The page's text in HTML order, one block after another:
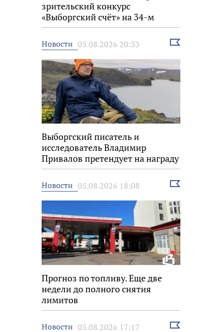
зрительский конкурс
«Выборгский счёт» на 34-м
фестивале «Окно в Европу»
Новости 05.08.2026 20:33
Выбрать
Выборгский писатель и
исследователь Владимир
Привалов претендует на награду
«Знание.Премия»
Новости 05.08.2026 18:08
Выбрать
Прогноз по топливу. Еще две
недели до полного снятия
лимитов
Новости 05.08.2026 17:17
Выбрать